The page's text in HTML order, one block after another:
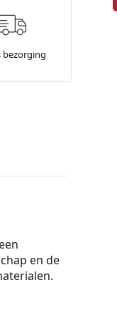
bezorging
en de